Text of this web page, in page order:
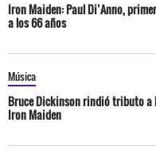
Iron Maiden: Paul Di’Anno,
a los 66 años
Música
Bruce Dickinson rindió tributo a
Iron Maiden